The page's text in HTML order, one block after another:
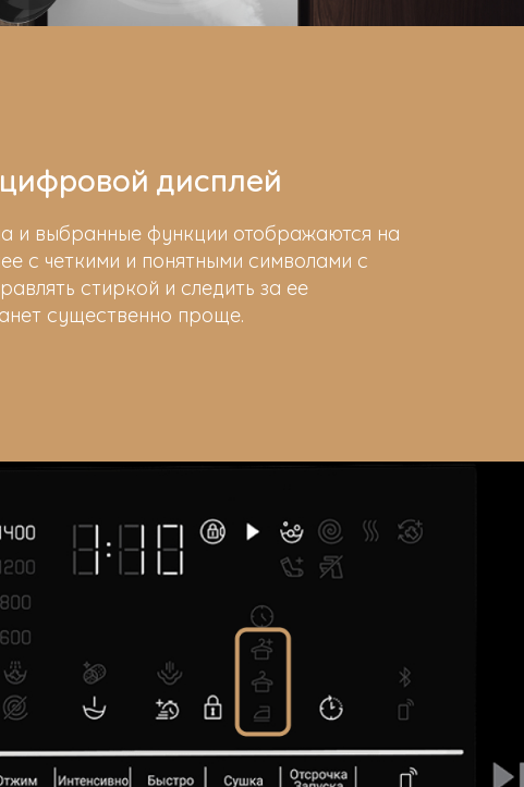
дисплей
и выбранные функции отображаются на
с четкими и понятными символами с
стиркой и следить за ее
существенно проще.